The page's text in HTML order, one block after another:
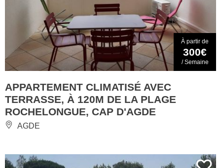
À partir de
300€
/ Semaine
APPARTEMENT CLIMATISÉ AVEC
TERRASSE, À 120M DE LA PLAGE
ROCHELONGUE, CAP D'AGDE
AGDE